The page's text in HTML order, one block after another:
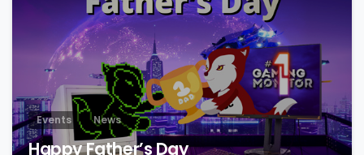
Events News
Happy Father’s Day